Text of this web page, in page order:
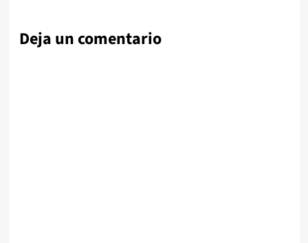
Deja un comentario